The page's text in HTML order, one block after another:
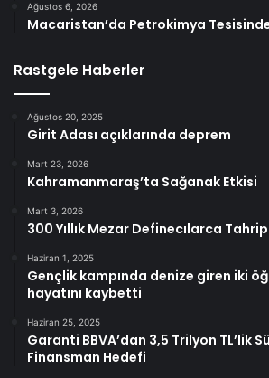
Ağustos 6, 2026
Macaristan’da Petrokimya
Rastgele Haberler
Ağustos 20, 2025
Girit Adası açıklarında deprem
Mart 23, 2026
Kahramanmaraş’ta Sağanak Etkisi
Mart 3, 2026
300 Yıllık Mezar Definecılarca
Haziran 1, 2025
Gençlik kampında denize giren iki
hayatını kaybetti
Haziran 25, 2025
Garanti BBVA’dan 3,5 Trilyon TL’lik
Finansman Hedefi